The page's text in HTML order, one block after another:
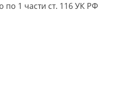
по 1 части ст. 116 УК РФ